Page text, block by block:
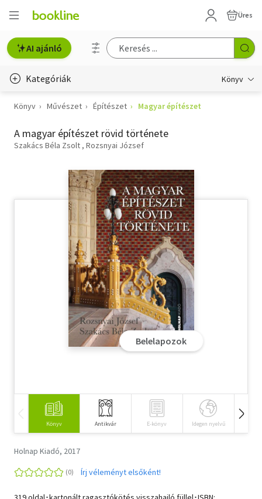
Üres
AI ajánló
Kategóriák Könyv
Életmód, egészség
Erotika
Hobbi, szabadidő
Szótár, nyelvkönyv
Tankönyv, segédkönyv
Társadalomtudomány
Könyv Művészet Építészet Magyar építészet
A magyar építészet rövid története
Szakács Béla Zsolt Rozsnyai József
Belelapozok
Könyv Antikvár E-könyv Idegen nyelvű
Holnap Kiadó, 2017
Írj véleményt elsőként!